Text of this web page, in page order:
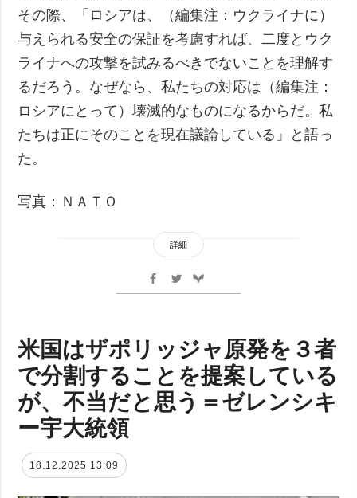
その際、「ロシアは、（編集注：ウクライナに）
与えられる安全の保証を考慮すれば、二度とウク
ライナへの攻撃を試みるべきでないことを理解す
るだろう。なぜなら、私たちの対応は（編集注：
ロシアにとって）壊滅的なものになるからだ。私
たちは正にそのことを現在議論している」と語っ
た。
写真：ＮＡＴＯ
詳細
米国はザポリッジャ原発を３者
で分割することを提案している
が、不当だと思う＝ゼレンシキ
ー宇大統領
18.12.2025 13:09